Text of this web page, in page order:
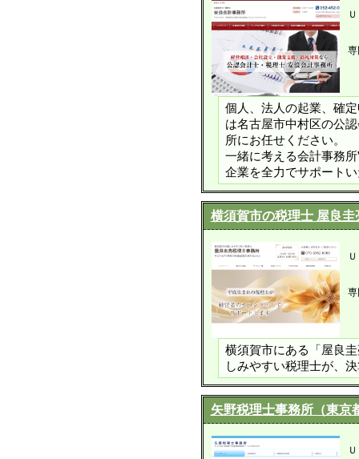
専
個人、法人の起業、確
は名古屋市中村区の公
所にお任せください。
一緒に考える会計事務
企業を全力でサポート
横須賀市の税理士 屋良
専
横須賀市にある「屋良
しみやすい税理士が、
矢野税理士事務所（東京